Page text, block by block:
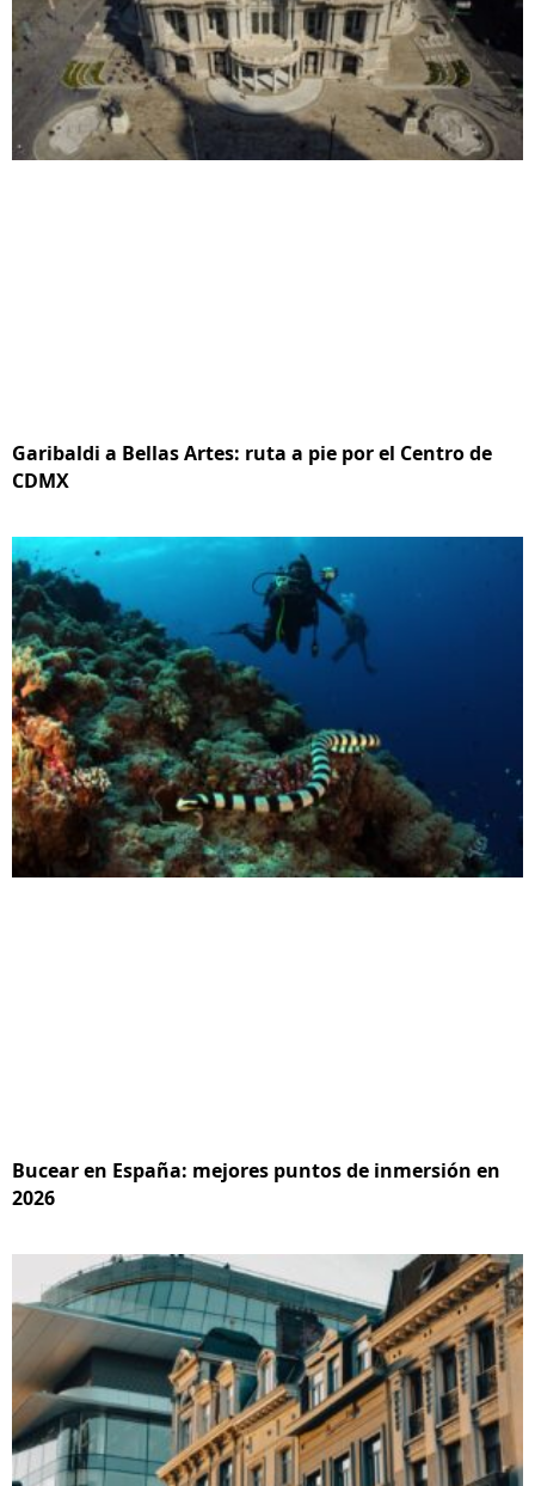
Garibaldi a Bellas Artes: ruta a pie por el Centro de
CDMX
Bucear en España: mejores puntos de inmersión en
2026